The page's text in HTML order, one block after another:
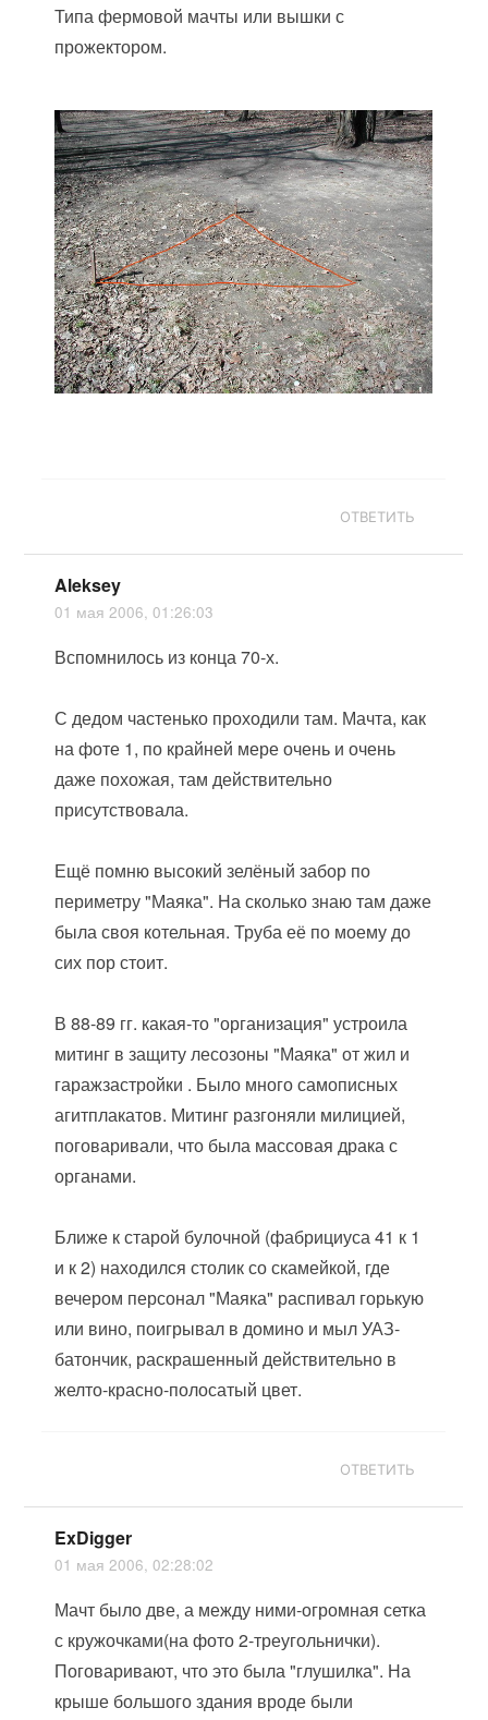
Типа фермовой мачты или вышки с
прожектором.
ОТВЕТИТЬ
Aleksey
01 мая 2006, 01:26:03
Вспомнилось из конца 70-х.
С дедом частенько проходили там. Мачта, как
на фоте 1, по крайней мере очень и очень
даже похожая, там действительно
присутствовала.
Ещё помню высокий зелёный забор по
периметру "Маяка". На сколько знаю там даже
была своя котельная. Труба её по моему до
сих пор стоит.
В 88-89 гг. какая-то "организация" устроила
митинг в защиту лесозоны "Маяка" от жил и
гаражзастройки . Было много самописных
агитплакатов. Митинг разгоняли милицией,
поговаривали, что была массовая драка с
органами.
Ближе к старой булочной (фабрициуса 41 к 1
и к 2) находился столик со скамейкой, где
вечером персонал "Маяка" распивал горькую
или вино, поигрывал в домино и мыл УАЗ-
батончик, раскрашенный действительно в
желто-красно-полосатый цвет.
ОТВЕТИТЬ
ExDigger
01 мая 2006, 02:28:02
Мачт было две, а между ними-огромная сетка
с кружочками(на фото 2-треугольнички).
Поговаривают, что это была "глушилка". На
крыше большого здания вроде были